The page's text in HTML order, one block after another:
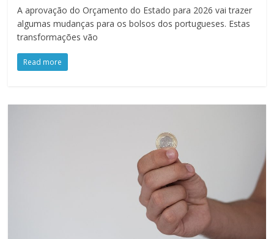
A aprovação do Orçamento do Estado para 2026 vai trazer
algumas mudanças para os bolsos dos portugueses. Estas
transformações vão
Read more